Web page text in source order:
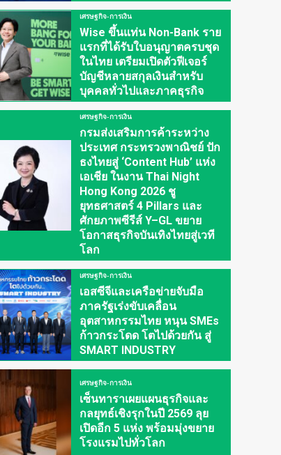
เศรษฐกิจ-การเงิน
Wise ขึ้นแท่น Non-Bank ราย
แรกที่ได้รับใบอนุญาตครบชุด
ในไทย เตรียมเปิดตัวฟีเจอร์
บัญชีหลายสกุลเงินสำหรับ
บุคคลทั่วไปและภาคธุรกิจ
เศรษฐกิจ-การเงิน
กรมส่งเสริมการค้าระหว่าง
ประเทศ กระทรวงพาณิชย์ ปัก
ธงไทยสู่ ‘Content Hub’ แห่ง
เอเชีย ในงาน Thai Night
Hong Kong 2026 ชู
ยุทธศาสตร์ 4 Pillars และ
ศักยภาพซีรีส์ Y–GL ขยาย
โอกาสธุรกิจบันเทิงไทยสู่เวที
โลก
เศรษฐกิจ-การเงิน
เอสซีจีและเครือข่ายจับมือ
ภาครัฐเร่งขับเคลื่อน
อุตสาหกรรมไทย หนุน SMEs
ก้าวกระโดด โตไปด้วยกัน สู่
SMART INDUSTRY
เศรษฐกิจ-การเงิน
เซ็นทาราเผยแผนธุรกิจและ
กลยุทธ์เชิงรุกในปี 2569 ลุย
เปิดอีก 5 แห่ง พร้อมมุ่งขยาย
โรงแรมไปทั่วโลก